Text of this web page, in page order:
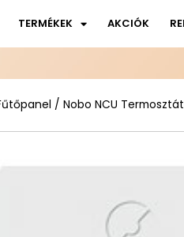
TERMÉKEK AKCIÓK
/ Nobo NCU